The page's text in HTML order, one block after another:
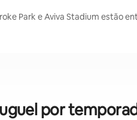
Park e Aviva Stadium estão
por